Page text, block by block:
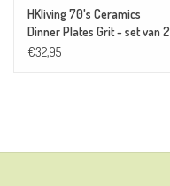
HKliving 70's Ceramics
Dinner Plates Grit - set van 2
€32,95